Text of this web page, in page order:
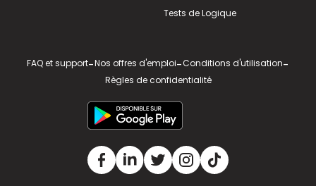
Tests de Logique
FAQ et support-Nos offres d'emploi-Conditions d'utilisation-
Règles de confidentialité